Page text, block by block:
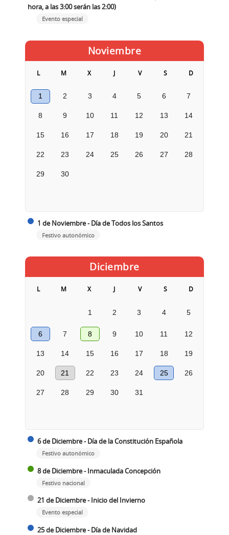
hora, a las 3:00 serán las 2:00)
Evento especial
Noviembre
L M X J V S D
1 2 3 4 5 6 7
8 9 10 11 12 13 14
15 16 17 18 19 20 21
22 23 24 25 26 27 28
29 30
1 de Noviembre - Día de Todos los Santos
Festivo autonómico
Diciembre
L M X J V S D
1 2 3 4 5
6 7 8 9 10 11 12
13 14 15 16 17 18 19
20 21 22 23 24 25 26
27 28 29 30 31
6 de Diciembre - Día de la Constitución Española
Festivo autonómico
8 de Diciembre - Inmaculada Concepción
Festivo nacional
21 de Diciembre - Inicio del Invierno
Evento especial
25 de Diciembre - Día de Navidad